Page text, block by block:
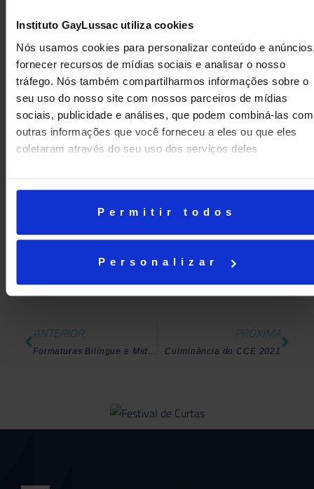
Instituto GayLussac utiliza cookies
Nós usamos cookies para personalizar conteúdo e
fornecer recursos de mídias sociais e analisar o nosso
tráfego. Nós também compartilharmos informações sobre o
seu uso do nosso site com nossos parceiros de mídias
sociais, publicidade e análises, que podem combiná-las com
outras informações que você forneceu a eles ou que eles
coletaram através do seu uso dos serviços deles
Permitir todos
Personalizar
Você pode conferir, nestelink, como foi a Primeira Edição
do Festival e nestes, a Segunda Edição, em seu primeiro
segundo dias de exibição.
ANTERIOR
Formaturas Bilíngue e Middle 2021!
PRÓXIMA
Culminância do CCE 2021